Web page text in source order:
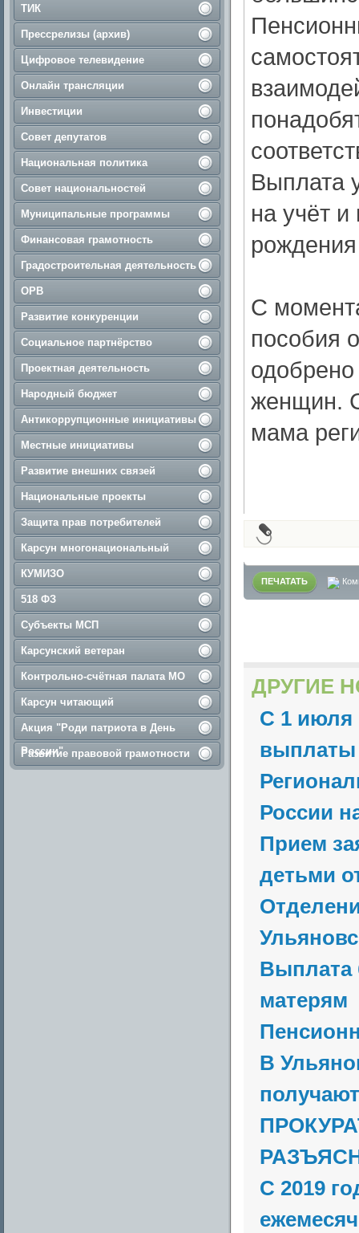
ТИК
Прессрелизы (архив)
Цифровое телевидение
Онлайн трансляции
Инвестиции
Совет депутатов
Национальная политика
Совет национальностей
Муниципальные программы
Финансовая грамотность
Градостроительная деятельность
ОРВ
Развитие конкуренции
Социальное партнёрство
Проектная деятельность
Народный бюджет
Антикоррупционные инициативы
Местные инициативы
Развитие внешних связей
Национальные проекты
Защита прав потребителей
Карсун многонациональный
КУМИЗО
518 ФЗ
Субъекты МСП
Карсунский ветеран
Контрольно-счётная палата МО
Карсун читающий
Акция "Роди патриота в День
России"
Развитие правовой грамотности
Выплата
на учёт
С
пособия
женщин.
мама
ПЕЧАТАТЬ
ДРУГИЕ
С 1 июля
выплаты
России
Прием
детьми
матерям
В
С 2019